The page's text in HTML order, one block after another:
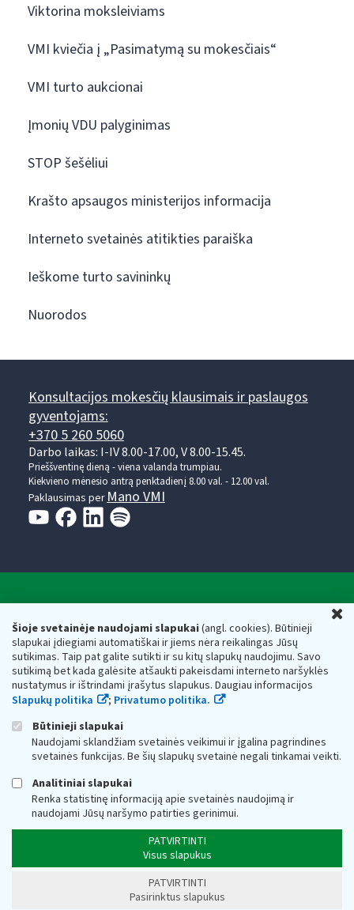
Šioje svetainėje naudojami slapukai(angl. cookies). Būtinieji
slapukai įdiegiami automatiškai ir jiems nėra reikalingas Jūsų
sutikimas. Taip pat galite sutikti ir su kitų slapukų naudojimu. Savo
sutikimą bet kada galėsite atšaukti pakeisdami interneto naršyklės
nustatymus ir ištrindami įrašytus slapukus. Daugiau informacijos
Slapukų politika
; Privatumo politika.
Būtinieji slapukai
Naudojami sklandžiam svetainės veikimui ir įgalina pagrindines
svetainės funkcijas. Be šių slapukų svetainė negali tinkamai veikti.
Analitiniai slapukai
Renka statistinę informaciją apie svetainės naudojimą ir
naudojami Jūsų naršymo patirties gerinimui.
PATVIRTINTI
Visus slapukus
PATVIRTINTI
Pasirinktus slapukus
Viktorina moksleiviams
VMI kviečia į „Pasimatymą su mokesčiais“
VMI turto aukcionai
Įmonių VDU palyginimas
STOP šešėliui
Krašto apsaugos ministerijos informacija
Interneto svetainės atitikties paraiška
Ieškome turto savininkų
Nuorodos
Konsultacijos mokesčių klausimais ir paslaugos
gyventojams:
+370 5 260 5060
Darbo laikas: I-IV 8.00-17.00, V 8.00-15.45.
Prieššventinę dieną - viena valanda trumpiau.
Kiekvieno mėnesio antrą penktadienį 8.00 val. - 12.00 val.
Paklausimas per Mano VMI
Respublikos finansų ministerijos
Biudžetinė įstaiga. Juridinio asmens kodas — 188659752,
adresas: Vasario 16-osios g. 14, 01107 Vilnius, Lietuva, el.paštas:
vmi@vmi.lt, E. pristatymo dėžutės adresas 188659752
Duomenys apie Valstybinę mokesčių inspekciją prie Lietuvos
Respublikos finansų ministerijos kaupiami ir saugomi Juridinių